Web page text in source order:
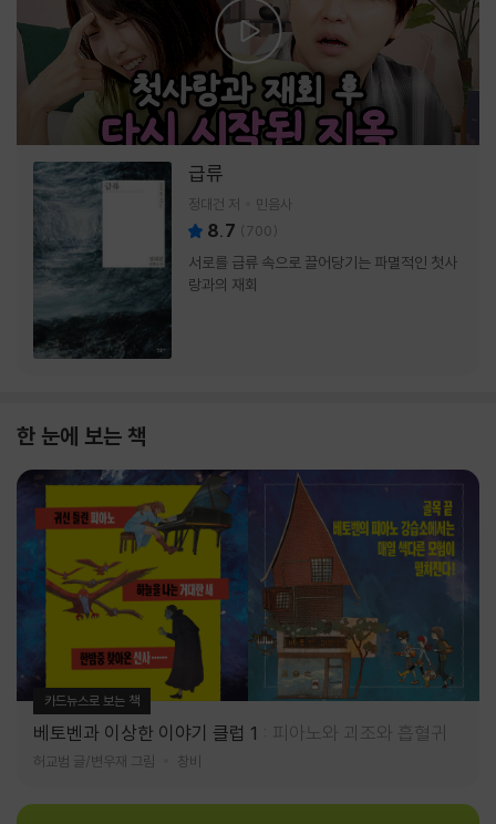
급류
정대건 저 민음사
8.7 (700)
서로를 급류 속으로 끌어당기는 파멸적인 첫사
랑과의 재회
한 눈에 보는 책
카드뉴스로 보는 책
베토벤과 이상한 이야기 클럽 1 피아노와 괴조와 흡혈귀
허교범 글/변우재 그림 창비